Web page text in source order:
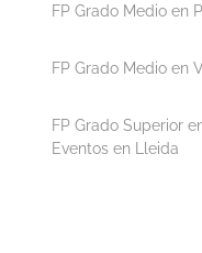
FP Grado Medio en
FP Grado Medio en
FP Grado Superior
Eventos en Lleida